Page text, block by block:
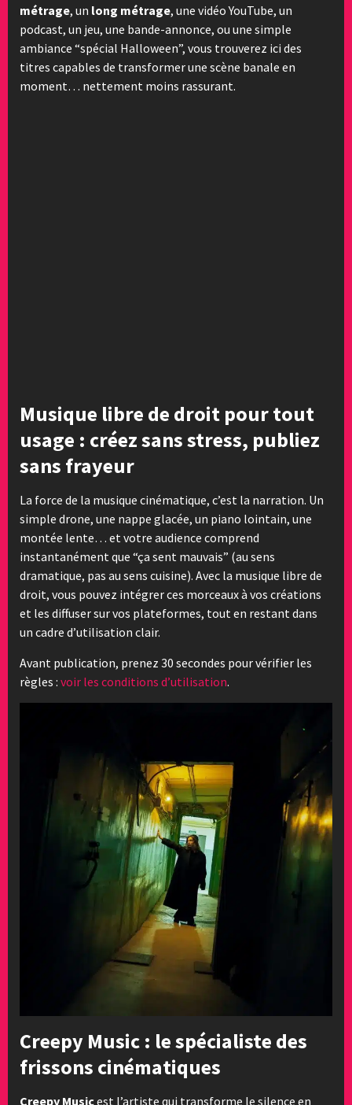
métrage, un long métrage, une vidéo YouTube, un
podcast, un jeu, une bande-annonce, ou une simple
ambiance “spécial Halloween”, vous trouverez ici des
titres capables de transformer une scène banale en
moment… nettement moins rassurant.
Musique libre de droit pour tout
usage : créez sans stress, publiez
sans frayeur
La force de la musique cinématique, c’est la narration. Un
simple drone, une nappe glacée, un piano lointain, une
montée lente… et votre audience comprend
instantanément que “ça sent mauvais” (au sens
dramatique, pas au sens cuisine). Avec la musique libre de
droit, vous pouvez intégrer ces morceaux à vos créations
et les diffuser sur vos plateformes, tout en restant dans
un cadre d’utilisation clair.
Avant publication, prenez 30 secondes pour vérifier les
règles : voir les conditions d’utilisation.
Creepy Music : le spécialiste des
frissons cinématiques
Creepy Musicest l’artiste qui transforme le silence en